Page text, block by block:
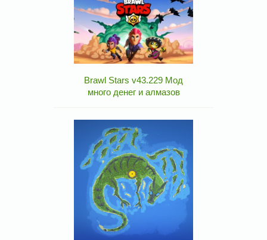
Brawl Stars v43.229 Мод
много денег и алмазов